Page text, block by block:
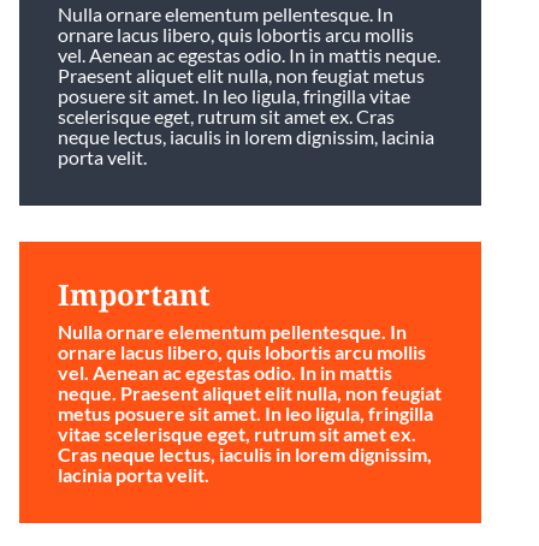
Nulla ornare elementum pellentesque. In
ornare lacus libero, quis lobortis arcu mollis
vel. Aenean ac egestas odio. In in mattis neque.
Praesent aliquet elit nulla, non feugiat metus
posuere sit amet. In leo ligula, fringilla vitae
scelerisque eget, rutrum sit amet ex. Cras
neque lectus, iaculis in lorem dignissim, lacinia
porta velit.
Important
Nulla ornare elementum pellentesque. In
ornare lacus libero, quis lobortis arcu mollis
vel. Aenean ac egestas odio. In in mattis
neque. Praesent aliquet elit nulla, non feugiat
metus posuere sit amet. In leo ligula, fringilla
vitae scelerisque eget, rutrum sit amet ex.
Cras neque lectus, iaculis in lorem dignissim,
lacinia porta velit.